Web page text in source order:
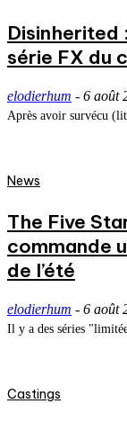
Disinherited
série FX du
elodierhum - 6 août
Après avoir survécu
News
The Five
commande
de l’été
elodierhum - 6 août
Il y a des séries
Castings